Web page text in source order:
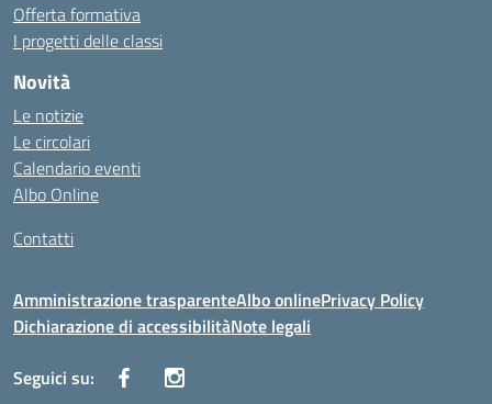
Offerta formativa
I progetti delle classi
Novità
Le notizie
Le circolari
Calendario eventi
Albo Online
Contatti
Amministrazione trasparenteAlbo onlinePrivacy Policy
Dichiarazione di accessibilitàNote legali
Seguici su: